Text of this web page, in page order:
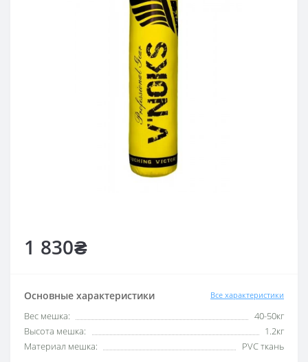
1 830₴
Основные характеристики Все характеристики
Вес мешка:
40-50кг
Высота мешка:
1.2кг
Материал мешка:
PVC ткань